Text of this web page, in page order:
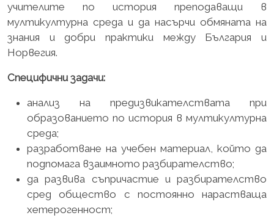
учителите по история преподаващи в
мултикултурна среда и да насърчи обмяната на
знания и добри практики между България и
Норвегия.
Специфични задачи:
анализ на предизвикателствата при
образованието по история в мултикултурна
среда;
разработване на учебен материал, който да
подпомага взаимното разбирателство;
да развива съпричастие и разбирателство
сред общество с постоянно нарастваща
хетерогенност;